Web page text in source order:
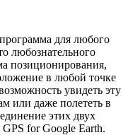
для любого
любознательного
позиционирования,
в любой точке
увидеть эту
или даже полететь в
этих двух
for Google Earth.